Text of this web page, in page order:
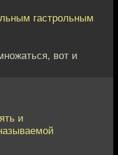
гастрольным
вот и
и